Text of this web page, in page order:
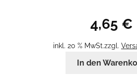
4,65 €
inkl. 20 % MwSt.zzgl.
In den